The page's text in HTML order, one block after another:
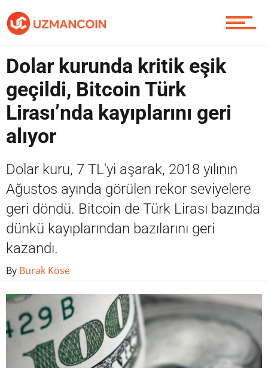
Piyasa
Soru Sor
Dolar kurunda kritik eşik
geçildi, Bitcoin Türk
Lirası’nda kayıplarını geri
alıyor
Dolar kuru, 7 TL'yi aşarak, 2018 yılının
Ağustos ayında görülen rekor seviyelere
geri döndü. Bitcoin de Türk Lirası bazında
dünkü kayıplarından bazılarını geri
kazandı.
By Burak Köse